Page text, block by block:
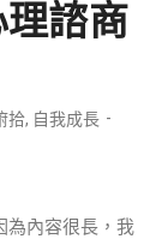
理諮商
拾, 自我成長
為內容很長，我